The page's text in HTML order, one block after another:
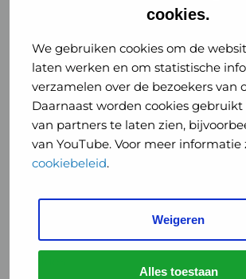
cookies.
We gebruiken cookies om de
laten werken en om statistische
verzamelen over de bezoekers van
Daarnaast worden cookies
van partners te laten zien,
van YouTube. Voor meer informatie
cookiebeleid.
Weigeren
Alles toestaan
of
GGD
GHOR
Nederland
Instagram
of
GGD
GHOR
Nederland
GGD Reizen op social media
GGD Reizen
GGD Reisvaccinaties